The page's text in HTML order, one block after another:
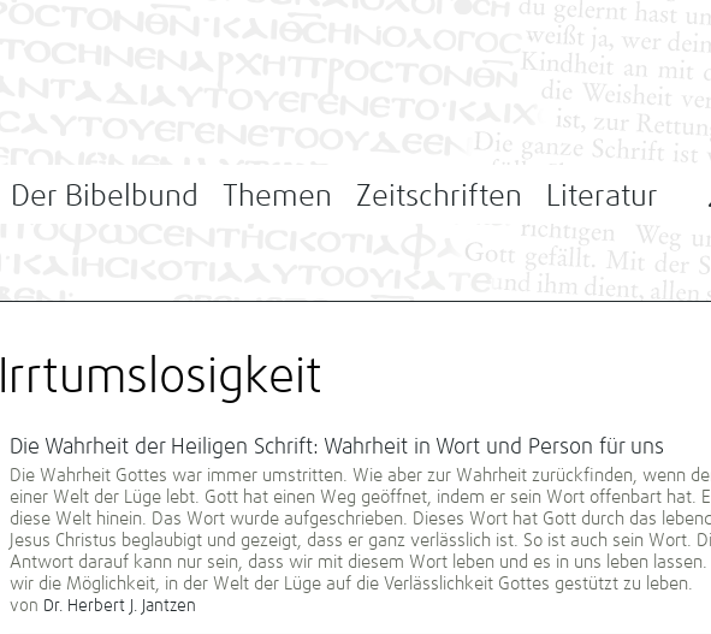
Der Bibelbund Themen Zeitschriften Literatur
Irrtumslosigkeit
Die Wahrheit der Heiligen Schrift: Wahrheit in Wort und Person für uns
Die Wahrheit Gottes war immer umstritten. Wie aber zur Wahrheit zurückfinden, wenn
einer Welt der Lüge lebt. Gott hat einen Weg geöffnet, indem er sein Wort offenbart hat.
diese Welt hinein. Das Wort wurde aufgeschrieben. Dieses Wort hat Gott durch das
Jesus Christus beglaubigt und gezeigt, dass er ganz verlässlich ist. So ist auch sein Wort.
Antwort darauf kann nur sein, dass wir mit diesem Wort leben und es in uns leben lassen.
wir die Möglichkeit, in der Welt der Lüge auf die Verlässlichkeit Gottes gestützt zu leben.
von Dr. Herbert J. Jantzen